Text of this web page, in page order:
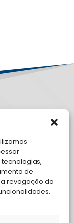
tecnologias,
de
a revogação do